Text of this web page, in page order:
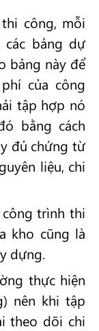
công, mỗi
bảng dự
bảng này để
của công
tập hợp nó
bằng cách
đủ chứng từ
liệu, chi
trình thi
kho cũng là
dựng.
thực hiện
nên khi tập
theo dõi chi